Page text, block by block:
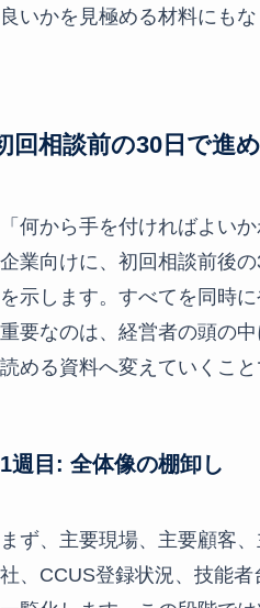
良いかを見極める材料にもな
回相談前の30日で進
「何から手を付ければよい
企業向けに、初回相談前後
を示します。すべてを同時
重要なのは、経営者の頭の
読める資料へ変えていくこと
1週目: 全体像の棚卸し
まず、主要現場、主要顧客
社、CCUS登録状況、技能